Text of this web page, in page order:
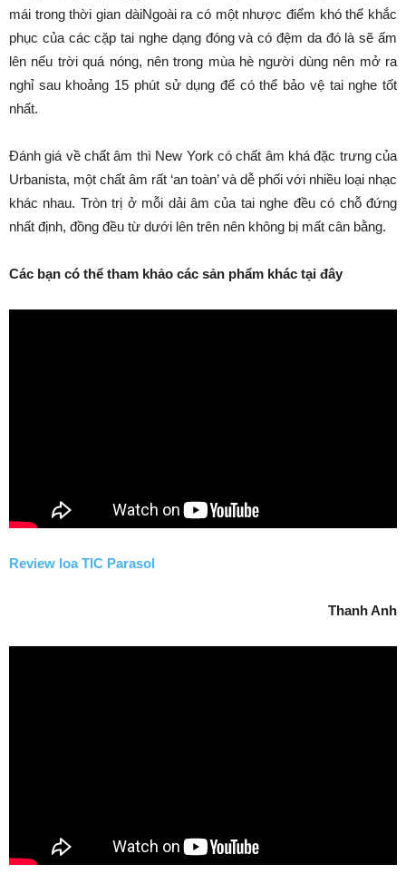
mái trong thời gian dàiNgoài ra có một nhược điểm khó thể khắc
phục của các cặp tai nghe dạng đóng và có đệm da đó là sẽ ấm
lên nếu trời quá nóng, nên trong mùa hè người dùng nên mở ra
nghỉ sau khoảng 15 phút sử dụng để có thể bảo vệ tai nghe tốt
nhất.
Đánh giá về chất âm thì New York có chất âm khá đặc trưng của
Urbanista, một chất âm rất ‘an toàn’ và dễ phối với nhiều loại nhạc
khác nhau. Tròn trị ở mỗi dải âm của tai nghe đều có chỗ đứng
nhất định, đồng đều từ dưới lên trên nên không bị mất cân bằng.
Các bạn có thể tham khảo các sản phẩm khác tại đây
Review loa TIC Parasol
Thanh Anh